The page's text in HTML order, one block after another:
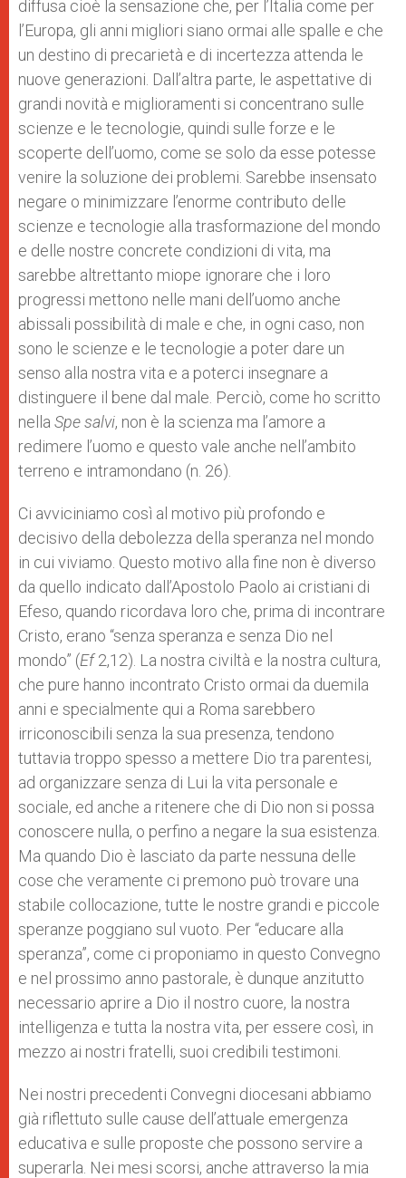
diffusa cioè la sensazione che, per l’Italia come per
l’Europa, gli anni migliori siano ormai alle spalle e che
un destino di precarietà e di incertezza attenda le
nuove generazioni. Dall’altra parte, le aspettative di
grandi novità e miglioramenti si concentrano sulle
scienze e le tecnologie, quindi sulle forze e le
scoperte dell’uomo, come se solo da esse potesse
venire la soluzione dei problemi. Sarebbe insensato
negare o minimizzare l’enorme contributo delle
scienze e tecnologie alla trasformazione del mondo
e delle nostre concrete condizioni di vita, ma
sarebbe altrettanto miope ignorare che i loro
progressi mettono nelle mani dell’uomo anche
abissali possibilità di male e che, in ogni caso, non
sono le scienze e le tecnologie a poter dare un
senso alla nostra vita e a poterci insegnare a
distinguere il bene dal male. Perciò, come ho scritto
nella Spe salvi, non è la scienza ma l’amore a
redimere l’uomo e questo vale anche nell’ambito
terreno e intramondano (n. 26).
Ci avviciniamo così al motivo più profondo e
decisivo della debolezza della speranza nel mondo
in cui viviamo. Questo motivo alla fine non è diverso
da quello indicato dall’Apostolo Paolo ai cristiani di
Efeso, quando ricordava loro che, prima di incontrare
Cristo, erano “senza speranza e senza Dio nel
mondo” (Ef2,12). La nostra civiltà e la nostra cultura,
che pure hanno incontrato Cristo ormai da duemila
anni e specialmente qui a Roma sarebbero
irriconoscibili senza la sua presenza, tendono
tuttavia troppo spesso a mettere Dio tra parentesi,
ad organizzare senza di Lui la vita personale e
sociale, ed anche a ritenere che di Dio non si possa
conoscere nulla, o perfino a negare la sua esistenza.
Ma quando Dio è lasciato da parte nessuna delle
cose che veramente ci premono può trovare una
stabile collocazione, tutte le nostre grandi e piccole
speranze poggiano sul vuoto. Per “educare alla
speranza”, come ci proponiamo in questo Convegno
e nel prossimo anno pastorale, è dunque anzitutto
necessario aprire a Dio il nostro cuore, la nostra
intelligenza e tutta la nostra vita, per essere così, in
mezzo ai nostri fratelli, suoi credibili testimoni.
Nei nostri precedenti Convegni diocesani abbiamo
già riflettuto sulle cause dell’attuale emergenza
educativa e sulle proposte che possono servire a
superarla. Nei mesi scorsi, anche attraverso la mia